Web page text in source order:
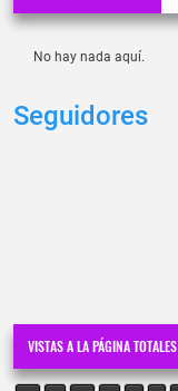
No hay nada aquí.
Seguidores
VISTAS A LA PÁGINA TOTALES